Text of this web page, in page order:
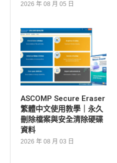
2026 年 08 月 05 日
ASCOMP Secure Eraser
繁體中文使用教學｜永久
刪除檔案與安全清除硬碟
資料
2026 年 08 月 03 日